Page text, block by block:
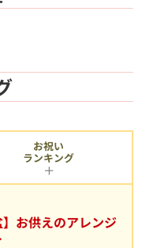
】お供えのアレンジ
お祝い
ランキング